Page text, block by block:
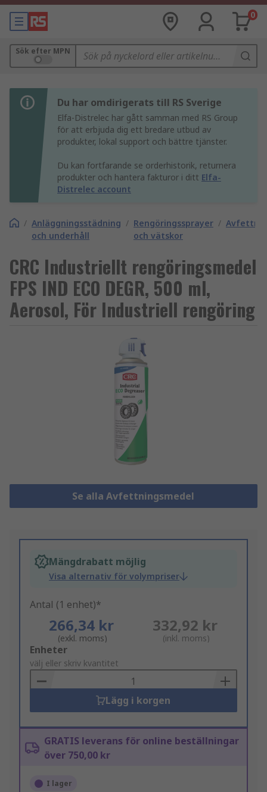
0
Sök efter MPN
Du har omdirigerats till RS Sverige
Elfa-Distrelec har gått samman med RS Group
för att erbjuda dig ett bredare utbud av
produkter, lokal support och bättre tjänster.
Du kan fortfarande se orderhistorik, returnera
produkter och hantera fakturor i ditt Elfa-
Distrelec account
/ Anläggningsstädning
och underhåll
/ Rengöringssprayer
och vätskor
/
CRC Industriellt rengöringsmedel
FPS IND ECO DEGR, 500 ml,
Aerosol, För Industriell rengöring
Se alla Avfettningsmedel
Mängdrabatt möjlig
Visa alternativ för volympriser
Antal (1 enhet)*
266,34 kr
(exkl. moms)
332,92 kr
(inkl. moms)
Add
to
Basket
Enheter
välj eller skriv kvantitet
Lägg i korgen
GRATIS leverans för online beställningar
över 750,00 kr
I lager